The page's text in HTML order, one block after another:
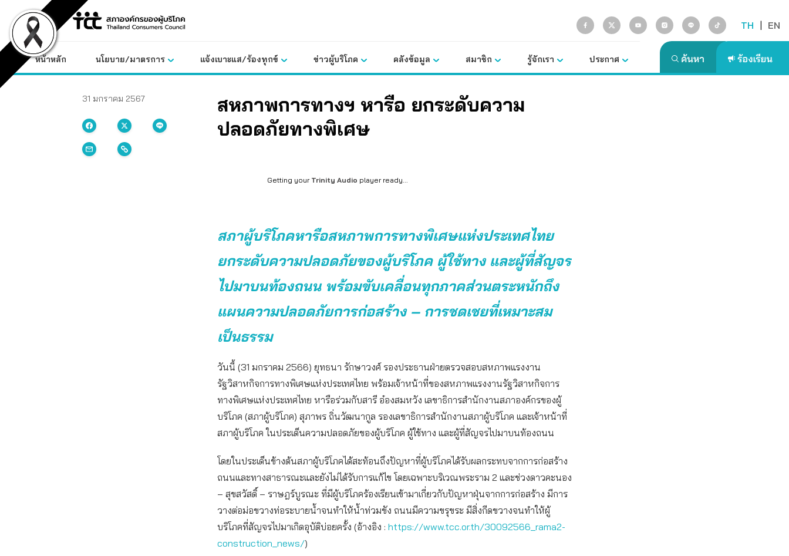
content
TH | EN
หน้าหลัก นโยบาย/มาตรการ แจ้งเบาะแส/ร้องทุกข์ ข่าวผู้บริโภค คลังข้อมูล สมาชิก รู้จักเรา ประกาศ
31 มกราคม 2567
สหภาพการทางฯ หารือ ยกระดับความ
ปลอดภัยทางพิเศษ
Getting your Trinity Audio player ready...
สภาผู้บริโภคหารือสหภาพการทางพิเศษแห่งประเทศไทย
ยกระดับความปลอดภัยของผู้บริโภค ผู้ใช้ทาง และผู้ที่สัญจร
ไปมาบนท้องถนน พร้อมขับเคลื่อนทุกภาคส่วนตระหนักถึง
แผนความปลอดภัยการก่อสร้าง – การชดเชยที่เหมาะสม
เป็นธรรม
วันนี้ (31 มกราคม 2566) ยุทธนา รักษาวงศ์ รองประธานฝ่ายตรวจสอบสหภาพแรงงาน
รัฐวิสาหกิจการทางพิเศษแห่งประเทศไทย พร้อมเจ้าหน้าที่ของสหภาพแรงงานรัฐวิสาหกิจการ
ทางพิเศษแห่งประเทศไทย หารือร่วมกับสารี อ๋องสมหวัง เลขาธิการสำนักงานสภาองค์กรของผู้
บริโภค (สภาผู้บริโภค) สุภาพร ถิ่นวัฒนากูล รองเลขาธิการสำนักงานสภาผู้บริโภค และเจ้าหน้าที่
สภาผู้บริโภค ในประเด็นความปลอดภัยของผู้บริโภค ผู้ใช้ทาง และผู้ที่สัญจรไปมาบนท้องถนน
โดยในประเด็นข้างต้นสภาผู้บริโภคได้สะท้อนถึงปัญหาที่ผู้บริโภคได้รับผลกระทบจากการก่อสร้าง
ถนนและทางสาธารณะและยังไม่ได้รับการแก้ไข โดยเฉพาะบริเวณพระราม 2 และช่วงดาวคะนอง
– สุขสวัสดิ์ – ราษฎร์บูรณะ ที่มีผู้บริโภคร้องเรียนเข้ามาเกี่ยวกับปัญหาฝุ่นจากการก่อสร้าง มีการ
วางต่อม่อขวางท่อระบายน้ำจนทำให้น้ำท่วมขัง ถนนมีความขรุขระ มีสิ่งกีดขวางจนทำให้ผู้
บริโภคที่สัญจรไปมาเกิดอุบัติบ่อยครั้ง (อ้างอิง : https://www.tcc.or.th/30092566_rama2-
construction_news/)